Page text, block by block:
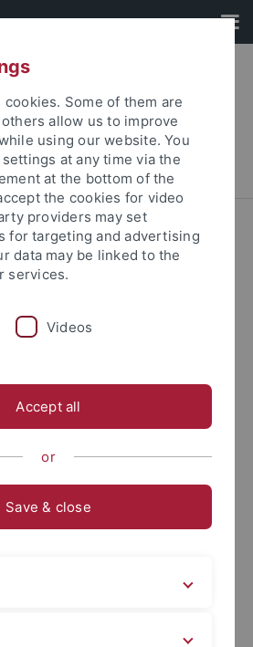
... Homo Contractualis
Some of them are
allow us to improve
using our website. You
at any time via the
at the bottom of the
the cookies for video
providers may set
for targeting and advertising
data may be linked to the
services.
Videos
Accept all
or
Save & close